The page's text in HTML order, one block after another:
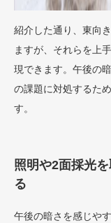
紹介した通り、東向
ますが、それらを上
現できます。午後の
の課題に対処するた
す。
照明や2面採光
る
午後の暗さを感じや